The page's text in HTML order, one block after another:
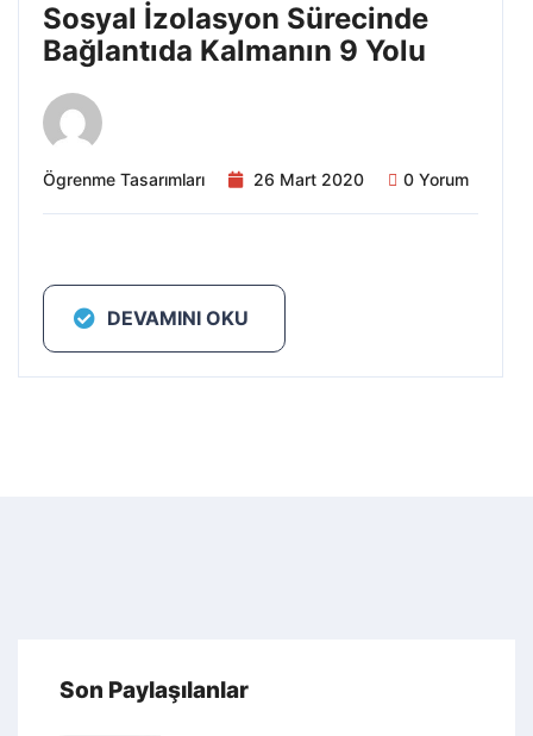
Sosyal İzolasyon Sürecinde
Bağlantıda Kalmanın 9 Yolu
Ögrenme Tasarımları 26 Mart 2020 0 Yorum
DEVAMINI OKU
Son Paylaşılanlar